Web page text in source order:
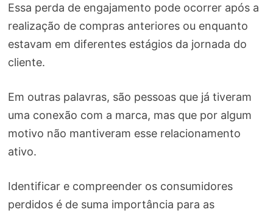
Essa perda de engajamento pode ocorrer após a
realização de compras anteriores ou enquanto
estavam em diferentes estágios da jornada do
cliente.
Em outras palavras, são pessoas que já tiveram
uma conexão com a marca, mas que por algum
motivo não mantiveram esse relacionamento
ativo.
Identificar e compreender os consumidores
perdidos é de suma importância para as